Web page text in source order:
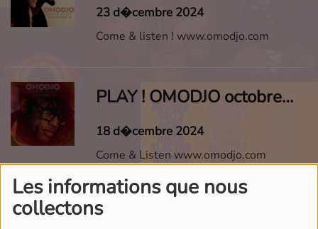
Les informations que nous
collectons
23 d�cembre 2024
Come & listen ! www.omodjo.com
PLAY ! OMODJO octobre 2024
18 d�cembre 2024
Come & Listen www.omodjo.com